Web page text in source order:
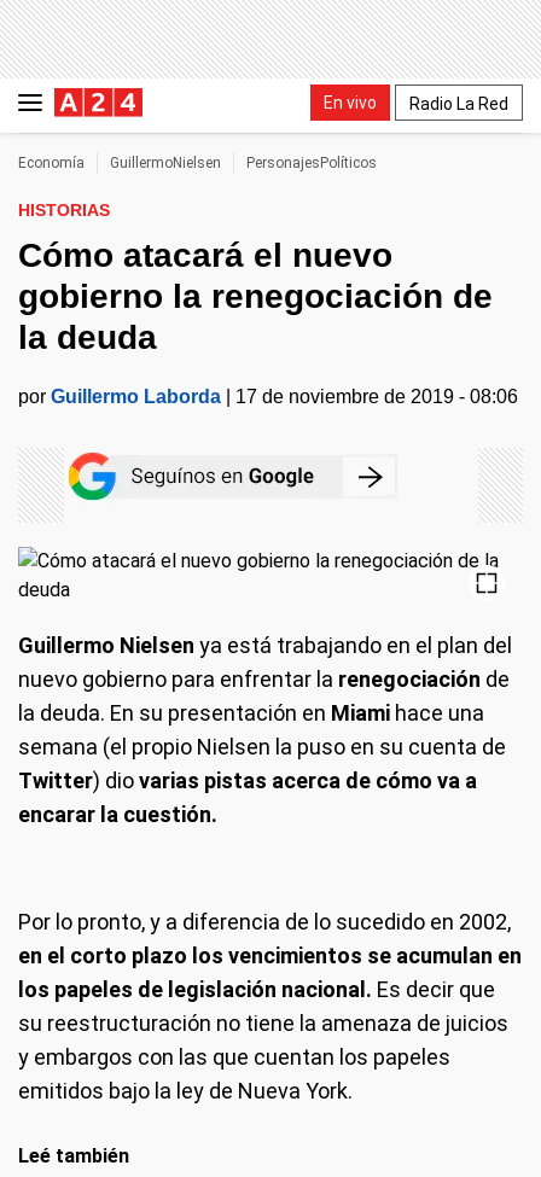
En vivo Radio La Red
Economía GuillermoNielsen PersonajesPolíticos
HISTORIAS
Cómo atacará el nuevo
gobierno la renegociación de
la deuda
por Guillermo Laborda 17 de noviembre de 2019 - 08:06
Guillermo Nielsen ya está trabajando en el plan del
nuevo gobierno para enfrentar la renegociación de
la deuda. En su presentación en Miami hace una
semana (el propio Nielsen la puso en su cuenta de
Twitter) diovarias pistas acerca de cómo va a
encarar la cuestión.
Por lo pronto, y a diferencia de lo sucedido en 2002,
en el corto plazo los vencimientos se acumulan en
los papeles de legislación nacional. Es decir que
su reestructuración no tiene la amenaza de juicios
y embargos con las que cuentan los papeles
emitidos bajo la ley de Nueva York.
Leé también